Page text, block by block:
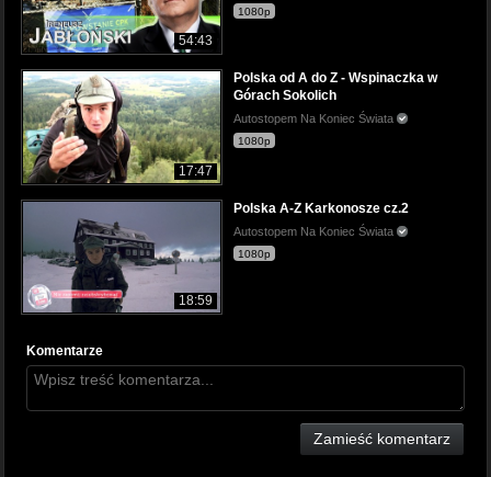
54:43
1080p
17:47
Polska od A do Z - Wspinaczka w
Górach Sokolich
Autostopem Na Koniec Świata
1080p
18:59
Polska A-Z Karkonosze cz.2
Autostopem Na Koniec Świata
1080p
Komentarze
Zamieść komentarz